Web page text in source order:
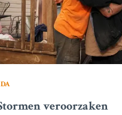
GAZA
veroorzaken